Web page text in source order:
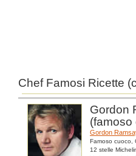
Chef Famosi Ricette
Gordon
(famoso
Gordon
Famoso cuoco,
12 stelle